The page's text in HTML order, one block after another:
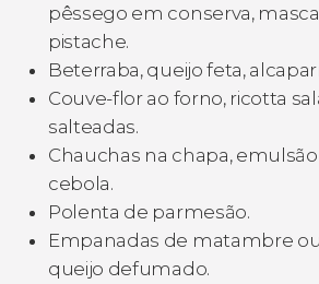
pêssego em conserva,
pistache.
Beterraba, queijo feta,
Couve-flor ao forno, ricotta
salteadas.
Chauchas na chapa,
cebola.
Polenta de parmesão.
Empanadas de matambre
queijo defumado.